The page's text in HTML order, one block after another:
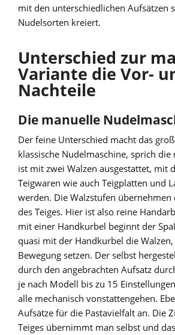
mit den unterschiedlichen Aufsätzen
Nudelsorten kreiert.
Unterschied zur
Variante die Vor-
Nachteile
Die manuelle
Der feine Unterschied macht das
klassische Nudelmaschine, sprich
ist mit zwei Walzen ausgestattet, mit
Teigwaren wie auch Teigplatten und
werden. Die Walzstufen übernehmen
des Teiges. Hier ist also reine
mit einer Handkurbel beginnt der
quasi mit der Handkurbel die
Bewegung setzen. Der selbst
durch den angebrachten Aufsatz
je nach Modell bis zu 15
alle mechanisch vonstattengehen.
Aufsätze für die Pastavielfalt an. Die
Teiges übernimmt man selbst und